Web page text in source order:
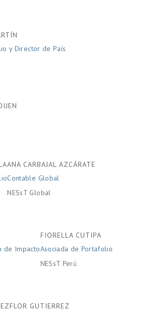
y Director de País
ANA CARBAJAL AZCÁRATE
Contable Global
NESsT Global
de Impacto
FIORELLA CUTIPA
Asociada de Portafolio
NESsT Perú
FLOR GUTIERREZ